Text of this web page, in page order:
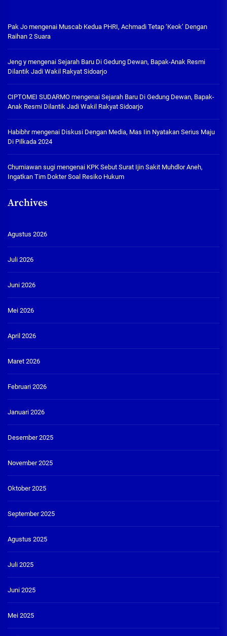
Pak Jo mengenai Muscab Kedua PHRI, Achmadi Tetap ‘Keok’ Dengan
Raihan 2 Suara
Jeng y mengenai Sejarah Baru Di Gedung Dewan, Bapak-Anak Resmi
Dilantik Jadi Wakil Rakyat Sidoarjo
CIPTOMEI SUDARMO mengenai Sejarah Baru Di Gedung Dewan, Bapak-
Anak Resmi Dilantik Jadi Wakil Rakyat Sidoarjo
Habibhrmengenai Diskusi Dengan Media, Mas Iin Nyatakan Serius Maju
Di Pilkada 2024
Churniawan sugi mengenai KPK Sebut Surat Ijin Sakit Muhdlor Aneh,
Ingatkan Tim Dokter Soal Resiko Hukum
Archives
Agustus 2026
Juli 2026
Juni 2026
Mei 2026
April 2026
Maret 2026
Februari 2026
Januari 2026
Desember 2025
November 2025
Oktober 2025
September 2025
Agustus 2025
Juli 2025
Juni 2025
Mei 2025